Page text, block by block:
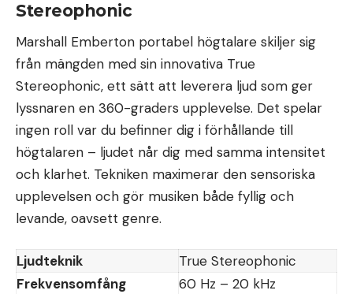
Stereophonic
Marshall Emberton portabel högtalare skiljer sig
från mängden med sin innovativa True
Stereophonic, ett sätt att leverera ljud som ger
lyssnaren en 360-graders upplevelse. Det spelar
ingen roll var du befinner dig i förhållande till
högtalaren – ljudet når dig med samma intensitet
och klarhet. Tekniken maximerar den sensoriska
upplevelsen och gör musiken både fyllig och
levande, oavsett genre.
Ljudteknik
True Stereophonic
Frekvensomfång
60 Hz – 20 kHz